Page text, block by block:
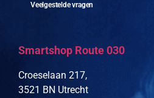
Veelgestelde vragen
Smartshop Route 030
Croeselaan 217,
3521 BN Utrecht